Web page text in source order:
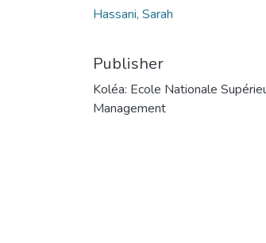
Hassani, Sarah
Publisher
Koléa: Ecole Nationale
Management